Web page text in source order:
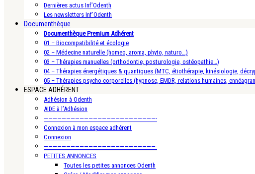
Dernières actus Inf’Odenth
Les newsletters Inf’Odenth
Documenthèque
Documenthèque Premium Adhérent
01 – Biocompatibilité et écologie
02 – Médecine naturelle (homeo, aroma, phyto, naturo…)
03 – Thérapies manuelles (orthodontie, posturologie, ostéopathie…)
04 – Thérapies énergétiques & quantiques (MTC, étiothérapie, kinésiologie,
05 – Thérapies psycho-corporelles (hypnose, EMDR, relations humaines,
ESPACE ADHÉRENT
Adhésion à Odenth
AIDE à l’Adhésion
—————————————————————————-
Connexion à mon espace adhérent
Connexion
—————————————————————————-
PETITES ANNONCES
Toutes les petites annonces Odenth